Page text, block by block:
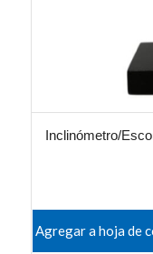
Inclinómetro/
Agregar a hoja de